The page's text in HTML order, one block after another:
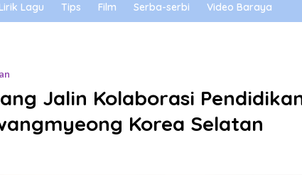
Lagu Tips Film Serba-serbi Video Baraya
Jalin Kolaborasi
Korea Selatan